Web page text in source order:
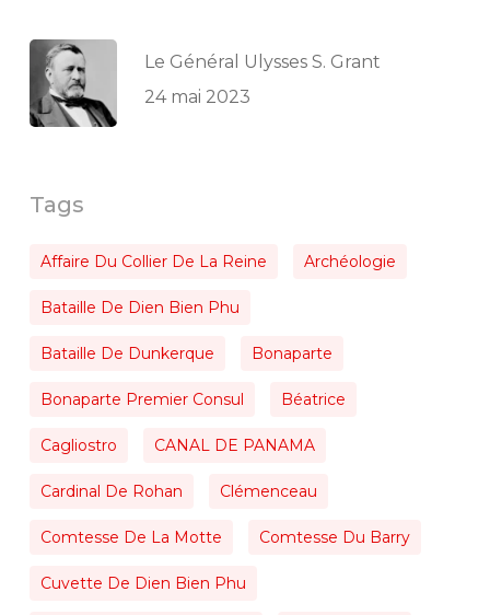
Le Général Ulysses S. Grant
24 mai 2023
Tags
Affaire Du Collier De La Reine Archéologie
Bataille De Dien Bien Phu
Bataille De Dunkerque Bonaparte
Bonaparte Premier Consul Béatrice
Cagliostro CANAL DE PANAMA
Cardinal De Rohan Clémenceau
Comtesse De La Motte Comtesse Du Barry
Cuvette De Dien Bien Phu